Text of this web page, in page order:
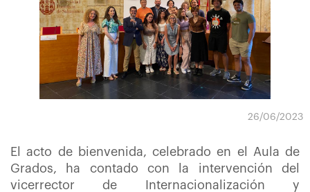
26/06/2023
El acto de bienvenida, celebrado en el Aula de
Grados, ha contado con la intervención del
vicerrector de Internacionalización y